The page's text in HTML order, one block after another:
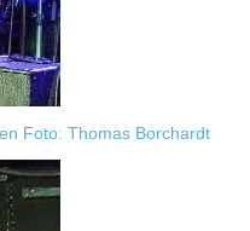
Foto: Thomas Borchardt